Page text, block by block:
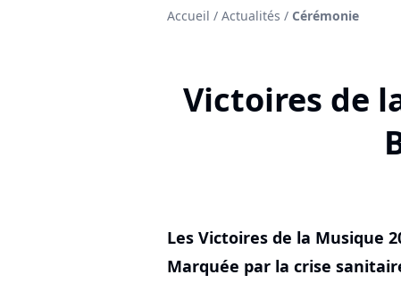
Accueil / Actualités / Cérémonie
Victoires de
Les Victoires de la Musique
Marquée par la crise